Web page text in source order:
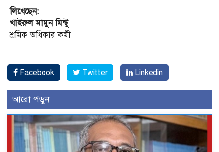
লিখেছেন:
খাইরুল মামুন মিন্টু
শ্রমিক অধিকার কর্মী
Facebook Twitter Linkedin
আরো পড়ুন